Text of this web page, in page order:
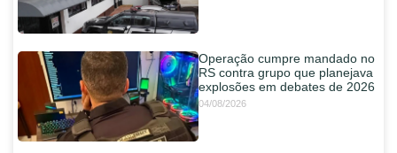
Operação cumpre mandado no
RS contra grupo que planejava
explosões em debates de 2026
04/08/2026